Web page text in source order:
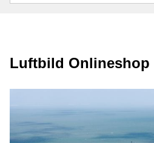
Luftbild Onlineshop